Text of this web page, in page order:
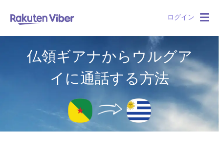
ログイン
仏領ギアナからウルグア
イに通話する方法